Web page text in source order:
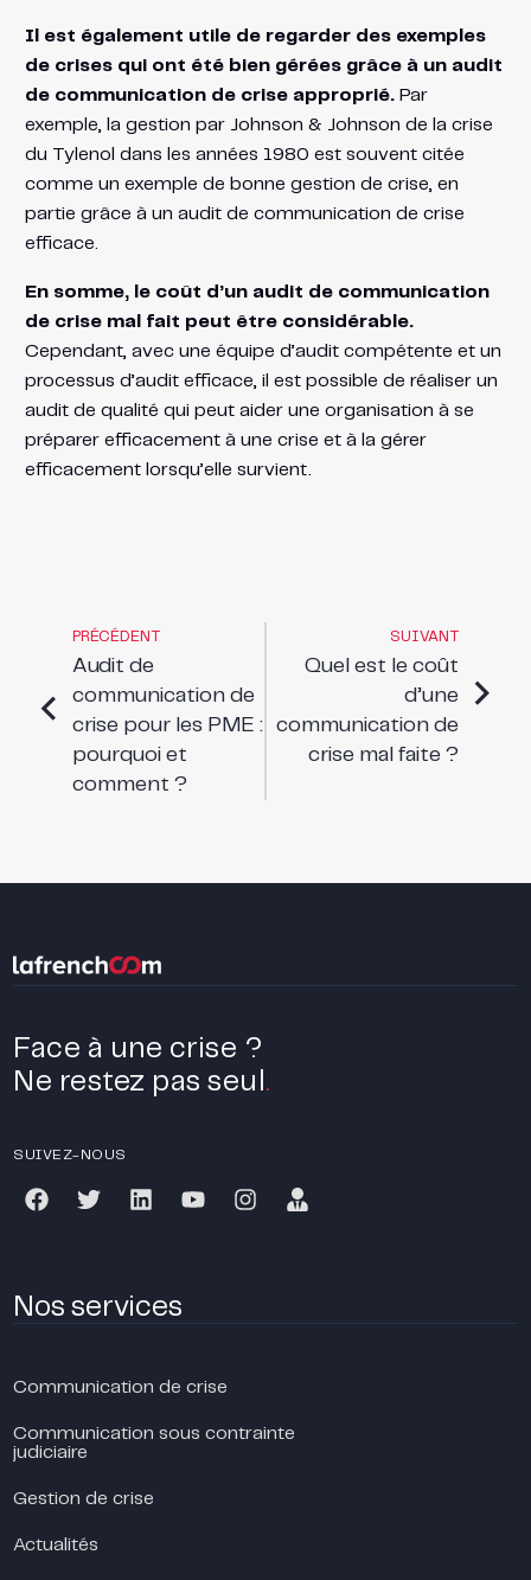
Il est également utile de regarder des exemples
de crises qui ont été bien gérées grâce à un audit
de communication de crise approprié.Par
exemple, la gestion par Johnson & Johnson de la crise
du Tylenol dans les années 1980 est souvent citée
comme un exemple de bonne gestion de crise, en
partie grâce à un audit de communication de crise
efficace.
En somme, le coût d’un audit de communication
de crise mal fait peut être considérable.
Cependant, avec une équipe d’audit compétente et un
processus d’audit efficace, il est possible de réaliser un
audit de qualité qui peut aider une organisation à se
préparer efficacement à une crise et à la gérer
efficacement lorsqu’elle survient.
PRÉCÉDENT
Audit de
communication de
crise pour les PME :
pourquoi et
comment ?
SUIVANT
Quel est le coût
d’une
communication de
crise mal faite ?
Face à une crise ?
Ne restez pas seul .
SUIVEZ-NOUS
Nos services
Communication de crise
Communication sous contrainte
judiciaire
Gestion de crise
Actualités